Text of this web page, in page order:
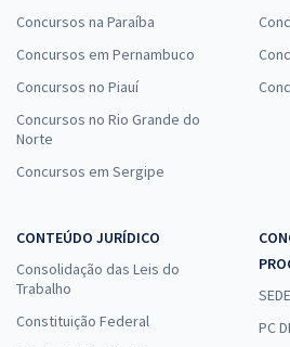
Concursos na Paraíba
Concursos em Pernambuco
Concursos no Piauí
Concursos no Rio Grande do
Norte
Concursos em Sergipe
CONTEÚDO JURÍDICO
Consolidação das Leis do
Trabalho
Constituição Federal
PC